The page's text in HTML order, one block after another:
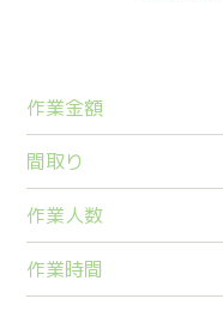
作業金額
間取り
作業人数
作業時間